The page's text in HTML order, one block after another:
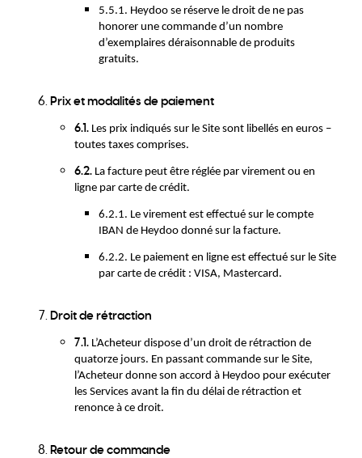
5.5.1. Heydoo se réserve le droit de ne pas
honorer une commande d’un nombre
d’exemplaires déraisonnable de produits
gratuits.
Prix et modalités de paiement
6.1. Les prix indiqués sur le Site sont libellés en euros –
toutes taxes comprises.
6.2. La facture peut être réglée par virement ou en
ligne par carte de crédit.
6.2.1. Le virement est effectué sur le compte
IBAN de Heydoo donné sur la facture.
6.2.2. Le paiement en ligne est effectué sur le Site
par carte de crédit : VISA, Mastercard.
Droit de rétraction
7.1. L’Acheteur dispose d’un droit de rétraction de
quatorze jours. En passant commande sur le Site,
l’Acheteur donne son accord à Heydoo pour exécuter
les Services avant la fin du délai de rétraction et
renonce à ce droit.
Retour de commande